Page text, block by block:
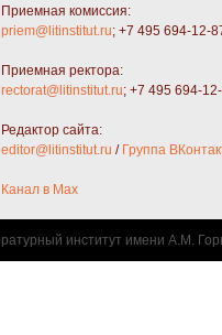
Приемная комиссия:
priem@litinstitut.ru; +7 495 694-12-
Приемная ректора:
rectorat@litinstitut.ru; +7 495 694-
Редактор сайта:
editor@litinstitut.ru / Группа
Канал в Max
институт имени А.М.